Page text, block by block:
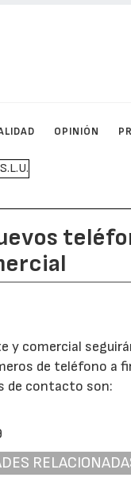
OPINIÓN
y comercial
de teléfono a
de contacto son: